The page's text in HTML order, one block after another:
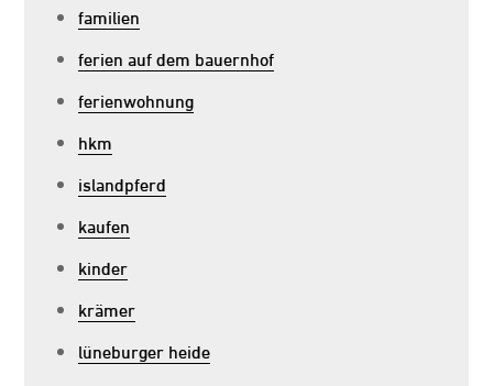
familien
ferien auf dem bauernhof
ferienwohnung
hkm
islandpferd
kaufen
kinder
krämer
lüneburger heide